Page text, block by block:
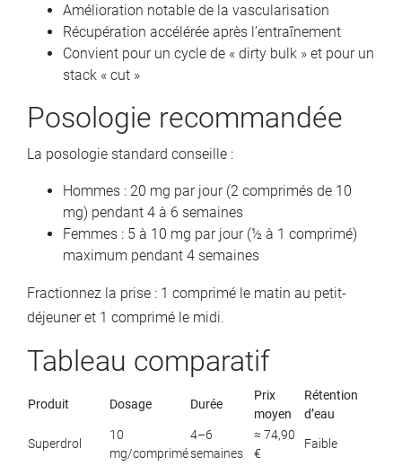
Amélioration notable de la vascularisation
Récupération accélérée après l’entraînement
Convient pour un cycle de « dirty bulk » et pour un
stack « cut »
Posologie recommandée
La posologie standard conseille :
Hommes : 20 mg par jour (2 comprimés de 10
mg) pendant 4 à 6 semaines
Femmes : 5 à 10 mg par jour (½ à 1 comprimé)
maximum pendant 4 semaines
Fractionnez la prise : 1 comprimé le matin au petit-
déjeuner et 1 comprimé le midi.
Tableau comparatif
Produit Dosage Durée
Prix
moyen
Rétention
d’eau
Superdrol
10
mg/comprimé
4–6
semaines
≈ 74,90
€
Faible